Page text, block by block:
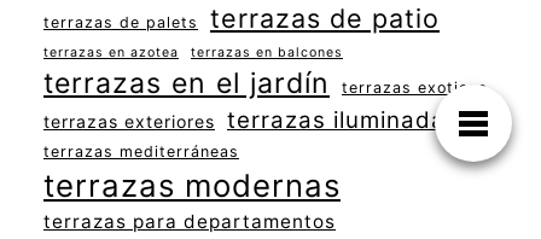
terrazas de palets terrazas de patio
terrazas en azotea terrazas en balcones
terrazas en el jardín terrazas exoticas
terrazas exteriores terrazas iluminadas
terrazas mediterráneas
terrazas modernas
terrazas para departamentos